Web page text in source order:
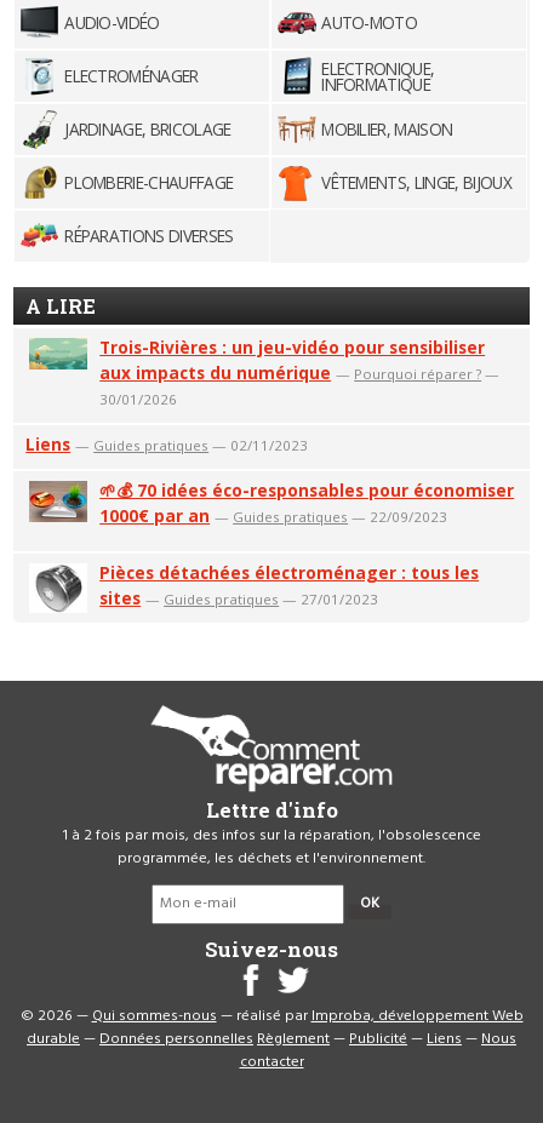
AUDIO-VIDÉO AUTO-MOTO
ELECTROMÉNAGER ELECTRONIQUE,
INFORMATIQUE
JARDINAGE, BRICOLAGE
MOBILIER, MAISON
PLOMBERIE-CHAUFFAGE VÊTEMENTS, LINGE, BIJOUX
RÉPARATIONS DIVERSES
A LIRE
Trois-Rivières : un jeu-vidéo pour sensibiliser
aux impacts du numérique — Pourquoi réparer ? —
30/01/2026
Liens — Guides pratiques — 02/11/2023
🌱💰 70 idées éco-responsables pour économiser
1000€ par an — Guides pratiques — 22/09/2023
Pièces détachées électroménager : tous les
sites — Guides pratiques — 27/01/2023
Lettre d'info
1 à 2 fois par mois, des infos sur la réparation, l'obsolescence
programmée, les déchets et l'environnement.
OK
Suivez-nous
© 2026 —Qui sommes-nous— réalisé parImproba, développement Web
durable—Données personnellesRèglement—Publicité—Liens—Nous
contacter